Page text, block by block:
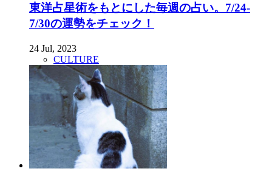
東洋占星術をもとにした毎週の占い。7/24-
7/30の運勢をチェック！
24 Jul, 2023
CULTURE